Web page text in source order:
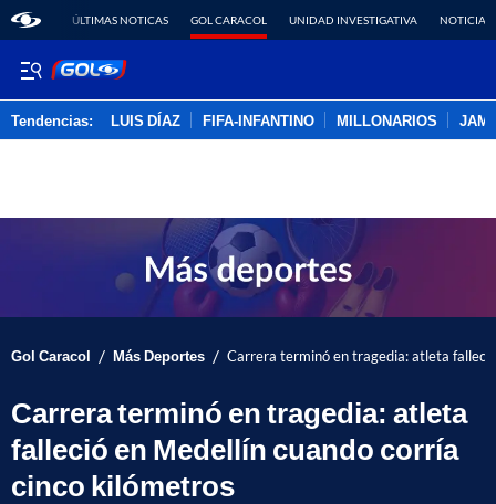
ÚLTIMAS NOTICAS GOL CARACOL UNIDAD INVESTIGATIVA NOTICIAS
Tendencias: LUIS DÍAZ FIFA-INFANTINO MILLONARIOS
Gol Caracol / Más Deportes / Carrera terminó en tragedia: atleta
Carrera terminó en tragedia: atleta
falleció en Medellín cuando corría
cinco kilómetros